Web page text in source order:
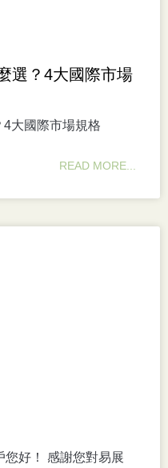
選？4大國際市場
大國際市場規格
READ MORE...
您好！ 感謝您對易展